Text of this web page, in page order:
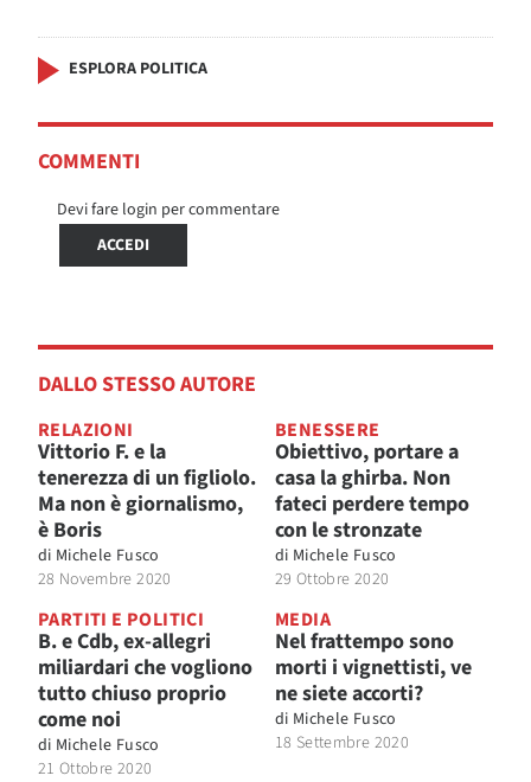
ESPLORA POLITICA
COMMENTI
Devi fare login per commentare
ACCEDI
DALLO STESSO AUTORE
RELAZIONI
Vittorio F. e la
tenerezza di un figliolo.
Ma non è giornalismo,
è Boris
di Michele Fusco
28 Novembre 2020
BENESSERE
Obiettivo, portare a
casa la ghirba. Non
fateci perdere tempo
con le stronzate
di Michele Fusco
29 Ottobre 2020
PARTITI E POLITICI
B. e Cdb, ex-allegri
miliardari che vogliono
tutto chiuso proprio
come noi
di Michele Fusco
21 Ottobre 2020
MEDIA
Nel frattempo sono
morti i vignettisti, ve
ne siete accorti?
di Michele Fusco
18 Settembre 2020